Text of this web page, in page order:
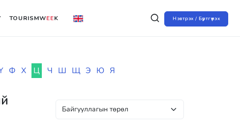
Нэвтрэх / Бүртгүүлэх
TOURISMWEEK
Ф Х Ц Ч Ш Щ Э Ю Я